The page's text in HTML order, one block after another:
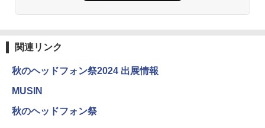
関連リンク
秋のヘッドフォン祭2024 出展情報
MUSIN
秋のヘッドフォン祭